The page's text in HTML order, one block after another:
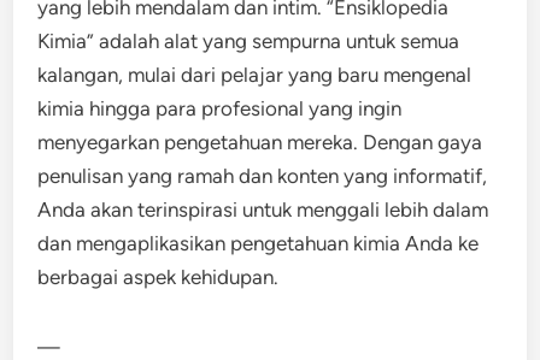
yang lebih mendalam dan intim. “Ensiklopedia
Kimia” adalah alat yang sempurna untuk semua
kalangan, mulai dari pelajar yang baru mengenal
kimia hingga para profesional yang ingin
menyegarkan pengetahuan mereka. Dengan gaya
penulisan yang ramah dan konten yang informatif,
Anda akan terinspirasi untuk menggali lebih dalam
dan mengaplikasikan pengetahuan kimia Anda ke
berbagai aspek kehidupan.
—